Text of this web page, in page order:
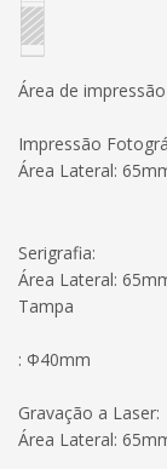
Área de impressão
Impressão
Área Lateral:
Serigrafia:
Área Lateral:
Tampa
: Φ40mm
Gravação a Laser:
Área Lateral: